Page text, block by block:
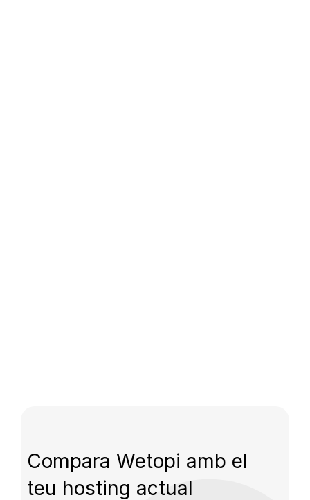
Compara Wetopi amb el
teu hosting actual